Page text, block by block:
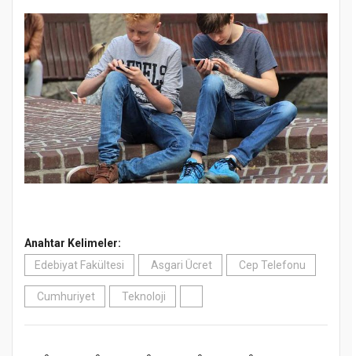
Anahtar Kelimeler:
Edebiyat Fakültesi
Asgari Ücret Cep Telefonu
Cumhuriyet Teknoloji